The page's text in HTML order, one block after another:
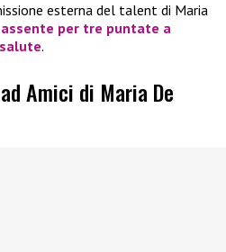
esterna del talent di Maria
assente per tre puntate a
.
Amici di Maria De